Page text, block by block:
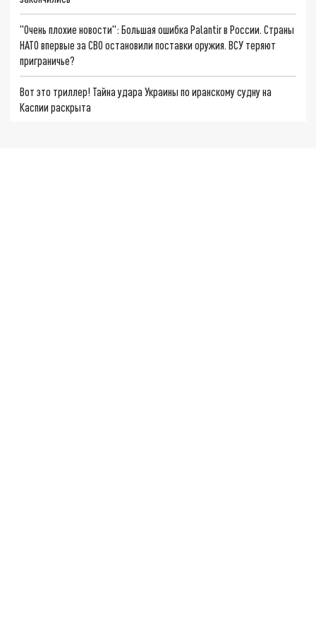
"Очень плохие новости": Большая ошибка Palantir в России. Страны
НАТО впервые за СВО остановили поставки оружия. ВСУ теряют
приграничье?
Вот это триллер! Тайна удара Украины по иранскому судну на
Каспии раскрыта